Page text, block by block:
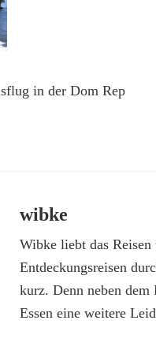
in der Dom Rep
wibke
Wibke liebt das
Entdeckungsreisen
kurz. Denn neben dem
Essen eine weitere